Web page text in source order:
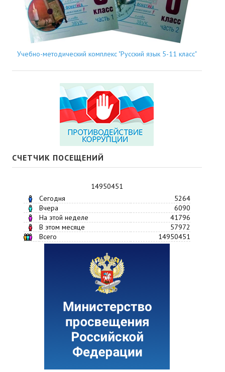
Учебно-методический комплекс "Русский язык 5-11 класс"
СЧЕТЧИК ПОСЕЩЕНИЙ
14950451
Сегодня
5264
Вчера
6090
На этой неделе
41796
В этом месяце
57972
Всего
14950451